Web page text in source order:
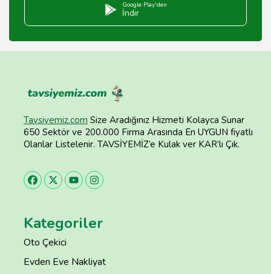
Google Play'den
İndir
Tavsiyemiz.com Size Aradığınız Hizmeti Kolayca Sunar
650 Sektör ve 200.000 Firma Arasında En UYGUN fiyatlı
Olanlar Listelenir. TAVSİYEMİZ’e Kulak ver KAR’lı Çık.
Kategoriler
Oto Çekici
Evden Eve Nakliyat